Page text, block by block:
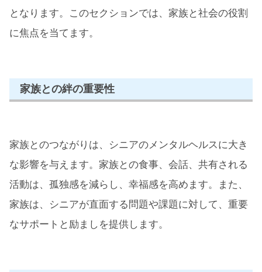
となります。このセクションでは、家族と社会の役割
に焦点を当てます。
家族との絆の重要性
家族とのつながりは、シニアのメンタルヘルスに大き
な影響を与えます。家族との食事、会話、共有される
活動は、孤独感を減らし、幸福感を高めます。また、
家族は、シニアが直面する問題や課題に対して、重要
なサポートと励ましを提供します。